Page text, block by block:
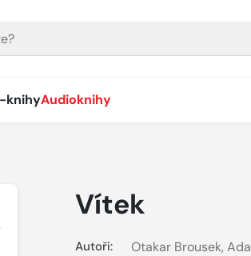
knihyAudioknihy
Vítek
Autoři: Otakar Brousek,